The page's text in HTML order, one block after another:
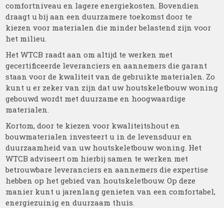
comfortniveau en lagere energiekosten. Bovendien
draagt u bij aan een duurzamere toekomst door te
kiezen voor materialen die minder belastend zijn voor
het milieu.
Het WTCB raadt aan om altijd te werken met
gecertificeerde leveranciers en aannemers die garant
staan voor de kwaliteit van de gebruikte materialen. Zo
kunt u er zeker van zijn dat uw houtskeletbouw woning
gebouwd wordt met duurzame en hoogwaardige
materialen.
Kortom, door te kiezen voor kwaliteitshout en
bouwmaterialen investeert u in de levensduur en
duurzaamheid van uw houtskeletbouw woning. Het
WTCB adviseert om hierbij samen te werken met
betrouwbare leveranciers en aannemers die expertise
hebben op het gebied van houtskeletbouw. Op deze
manier kunt u jarenlang genieten van een comfortabel,
energiezuinig en duurzaam thuis.